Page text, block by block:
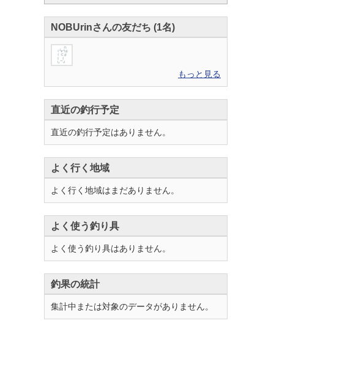
NOBUrinさんの友だち (1名)
もっと見る
直近の釣行予定
直近の釣行予定はありません。
よく行く地域
よく行く地域はまだありません。
よく使う釣り具
よく使う釣り具はありません。
釣果の統計
集計中または対象のデータがありません。